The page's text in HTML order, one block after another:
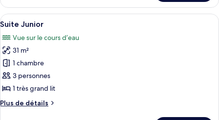
vue
sur
fleuve
Chambre
Standard,
vue
le
fleuve
Afficher
toutes
les
photos
pour
ce
type
chambre :
Une pièce moderne avec une
7
Suite Junior
Vue sur le cours d’eau
31 m²
1 chambre
3 personnes
1 très grand lit
Plus de détails
Plus